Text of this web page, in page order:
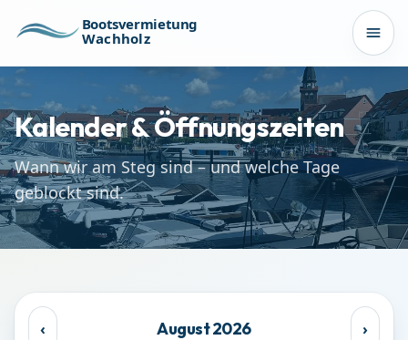
Bootsvermietung
Wachholz
Kalender & Öffnungszeiten
Wann wir am Steg sind – und welche Tage
geblockt sind.
‹ August2026 ›